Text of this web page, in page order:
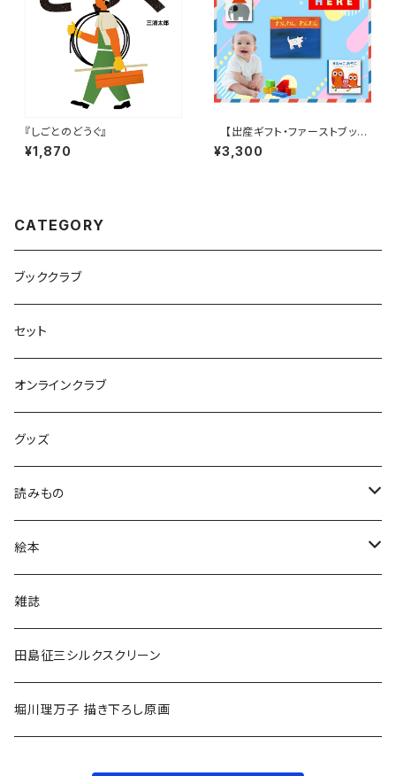
『しごとのどうぐ』
¥1,870
【出産ギフト・ファーストブック
に最適！】はじめまして！赤ちゃん
絵本３点セット
¥3,300
CATEGORY
ブッククラブ
セット
オンラインクラブ
グッズ
読みもの
小学低学年〜
小学中学年〜
小学高学年〜
中高生〜
絵本
0〜2歳〜
3〜5歳〜
小学低学年〜
雑誌
田島征三シルクスクリーン
堀川理万子 描き下ろし原画